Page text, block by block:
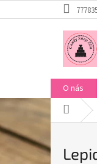
na
O nás
Domů